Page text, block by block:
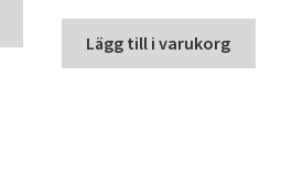
Lägg till i varukorg